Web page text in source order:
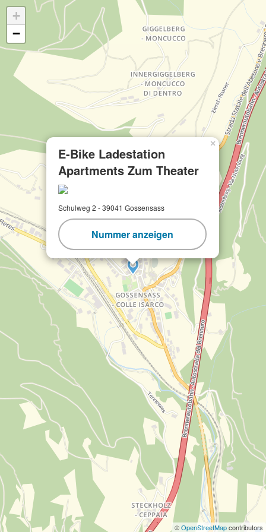
E-Bike Ladestation
Apartments Zum Theater
Schulweg 2 - 39041 Gossensass
Nummer anzeigen
×
+
−
©OpenStreetMapcontributors